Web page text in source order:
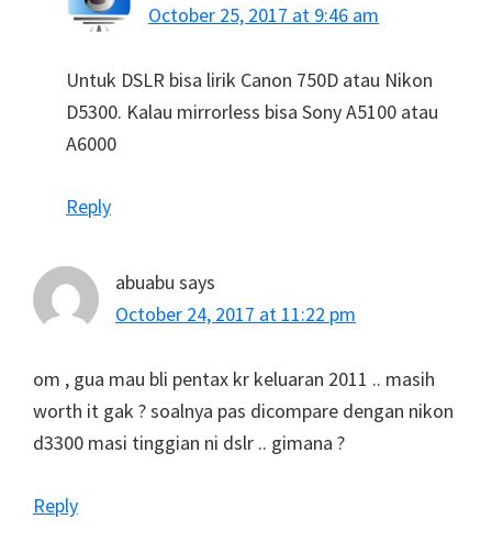
October 25, 2017 at 9:46 am
Untuk DSLR bisa lirik Canon 750D atau Nikon
D5300. Kalau mirrorless bisa Sony A5100 atau
A6000
Reply
abuabu says
October 24, 2017 at 11:22 pm
om , gua mau bli pentax kr keluaran 2011 .. masih
worth it gak ? soalnya pas dicompare dengan nikon
d3300 masi tinggian ni dslr .. gimana ?
Reply